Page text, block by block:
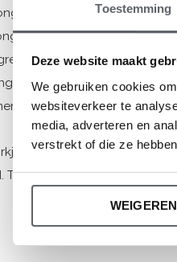
Toestemming
Deze website maakt
We gebruiken cookies
websiteverkeer te
media, adverteren en
verstrekt of die ze
WEIGEREN
(vanaf maat 92)
95% Organic Cotton/ 5%
WN1813
valt op maat. We raden
Twijfel je toch nog, klik dan